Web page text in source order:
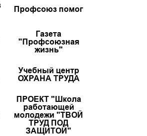
Профсоюз помог
Газета
"Профсоюзная
жизнь"
Учебный центр
ОХРАНА ТРУДА
ПРОЕКТ "Школа
работающей
молодежи "ТВОЙ
ТРУД ПОД
ЗАЩИТОЙ"